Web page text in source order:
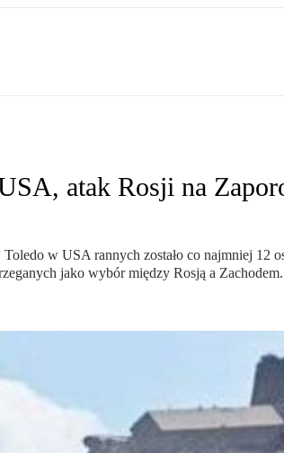
atak Rosji na
w USA rannych zostało co najmniej 12
jako wybór między Rosją a Zachodem.